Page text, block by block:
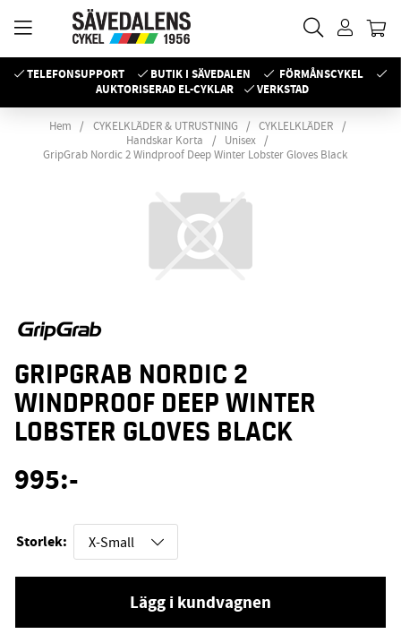
TELEFONSUPPORT BUTIK I SÄVEDALEN
FÖRMÅNSCYKEL
AUKTORISERAD EL-CYKLAR
VERKSTAD
Hem CYKELKLÄDER & UTRUSTNING
CYKLELKLÄDER
Handskar Korta
Unisex
GripGrab Nordic 2 Windproof Deep Winter Lobster Gloves Black
GRIPGRAB NORDIC 2
WINDPROOF DEEP WINTER
LOBSTER GLOVES BLACK
995:-
Storlek:
Lägg i kundvagnen